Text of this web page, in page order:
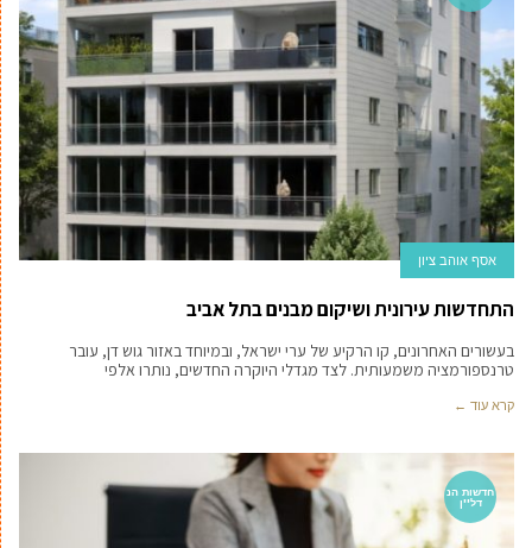
אסף אוהב ציון
התחדשות עירונית ושיקום מבנים בתל אביב
בעשורים האחרונים, קו הרקיע של ערי ישראל, ובמיוחד באזור גוש דן, עובר
טרנספורמציה משמעותית. לצד מגדלי היוקרה החדשים, נותרו אלפי
קרא עוד ←
חדשות הנ
דל''ן